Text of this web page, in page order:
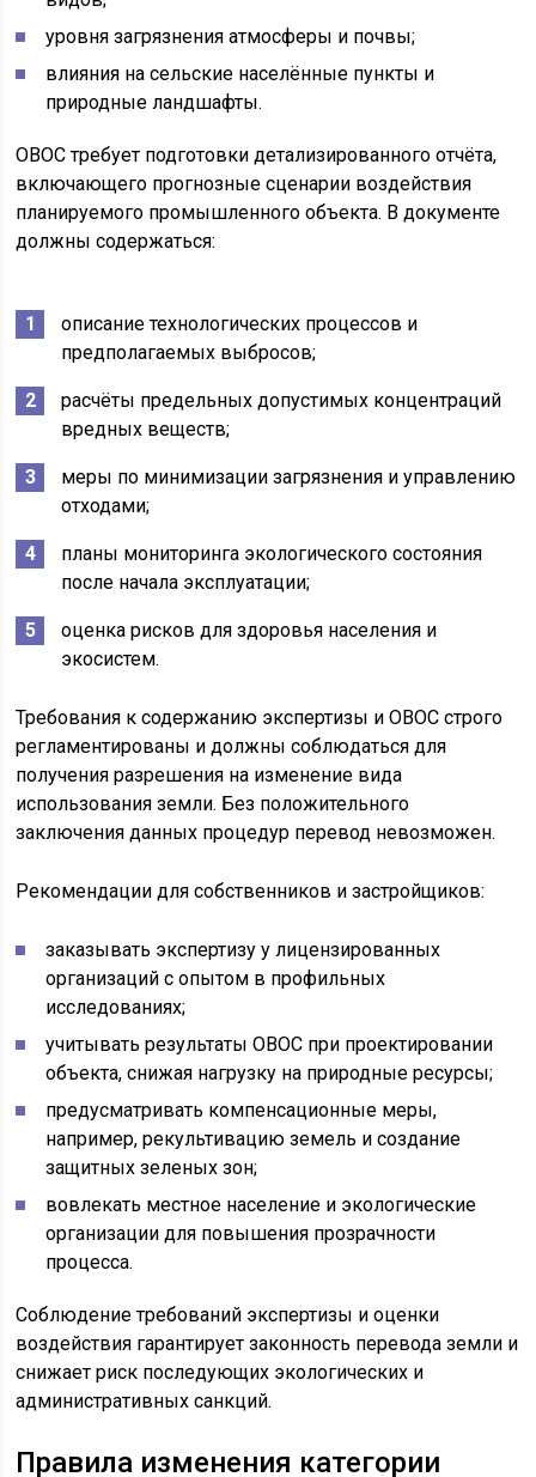
уровня загрязнения атмосферы и почвы;
влияния на сельские населённые пункты и
природные ландшафты.
ОВОС требует подготовки детализированного отчёта,
включающего прогнозные сценарии воздействия
планируемого промышленного объекта. В документе
должны содержаться:
описание технологических процессов и
предполагаемых выбросов;
расчёты предельных допустимых концентраций
вредных веществ;
меры по минимизации загрязнения и управлению
отходами;
планы мониторинга экологического состояния
после начала эксплуатации;
оценка рисков для здоровья населения и
экосистем.
Требования к содержанию экспертизы и ОВОС строго
регламентированы и должны соблюдаться для
получения разрешения на изменение вида
использования земли. Без положительного
заключения данных процедур перевод невозможен.
Рекомендации для собственников и застройщиков:
заказывать экспертизу у лицензированных
организаций с опытом в профильных
исследованиях;
учитывать результаты ОВОС при проектировании
объекта, снижая нагрузку на природные ресурсы;
предусматривать компенсационные меры,
например, рекультивацию земель и создание
защитных зеленых зон;
вовлекать местное население и экологические
организации для повышения прозрачности
процесса.
Соблюдение требований экспертизы и оценки
воздействия гарантирует законность перевода земли и
снижает риск последующих экологических и
административных санкций.
Правила изменения категории